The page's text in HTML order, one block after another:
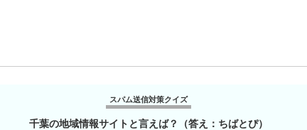
スパム送信対策クイズ
千葉の地域情報サイトと言えば？（答え：ちばとぴ）